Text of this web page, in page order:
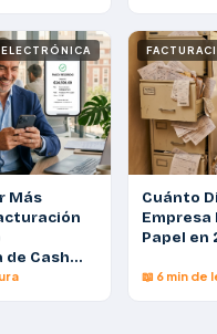
Más
Cash
Cuánto
Empresa
Papel en
📖 6 min de